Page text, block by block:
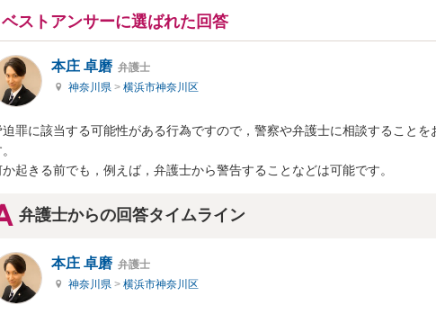
ベストアンサーに選ばれた回答
本庄 卓磨 弁護士
神奈川県 > 横浜市神奈川区
迫罪に該当する可能性がある行為ですので，警察や弁護士に相談することを
か起きる前でも，例えば，弁護士から警告することなどは可能です。
弁護士からの回答タイムライン
本庄 卓磨 弁護士
神奈川県 > 横浜市神奈川区